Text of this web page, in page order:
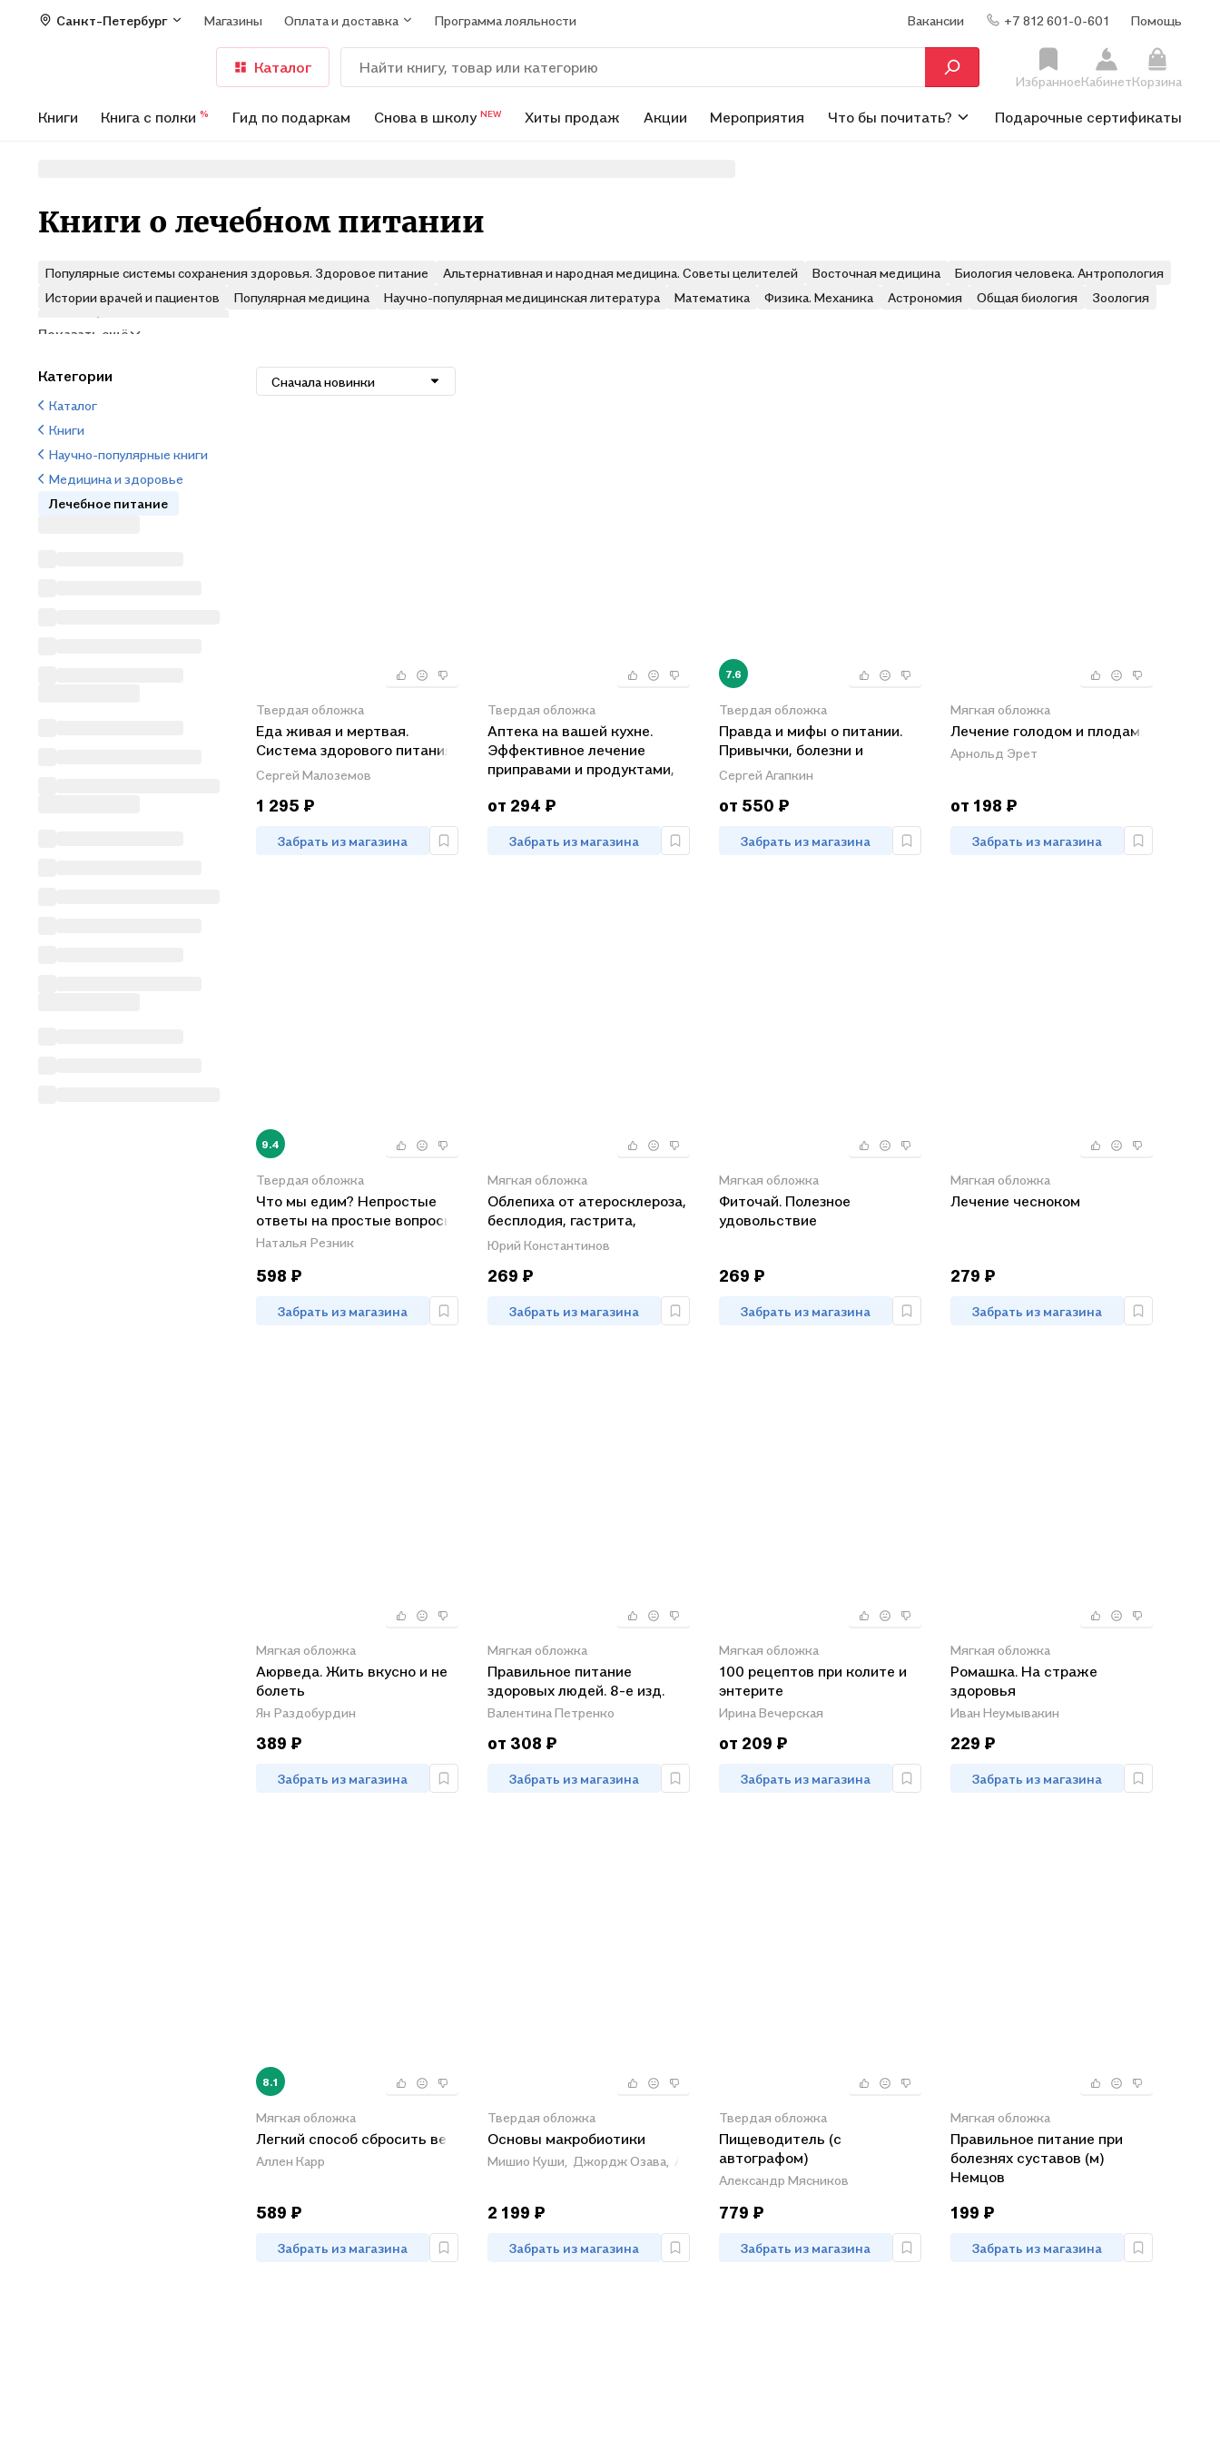
Санкт-Петербург Магазины Оплата и доставка Программа лояльности Вакансии +7 812 601-0-601 Помощь
Каталог
ИзбранноеКабинетКорзина
Книги Книга с полки % Гид по подаркам Снова в школу NEW Хиты продаж Акции Мероприятия Что бы почитать? Подарочные сертификаты
Книги о лечебном питании
Популярные системы сохранения здоровья. Здоровое питание Альтернативная и народная медицина. Советы целителей Восточная медицина
Биология человека. Антропология
Истории врачей и пациентов
Популярная медицина Научно-популярная медицинская литература Математика Физика. Механика Астрономия Общая биология
Зоология
Другие биологические науки
Показать ещё
Сначала новинки
Твердая обложка
Еда живая и мертвая.
Система здорового питания
Сергея Малозёмова.
Коллекция из четырех
бестселлеров
Сергей Малоземов
1 295 ₽
Забрать из магазина
Твердая обложка
Аптека на вашей кухне.
Эффективное лечение
приправами и продуктами,
хозяйки
от 294 ₽
Забрать из магазина
7.6
Твердая обложка
Правда и мифы о питании.
Привычки, болезни и
продукты, которые не дают
вам похудеть
Сергей Агапкин
от 550 ₽
Забрать из магазина
Мягкая обложка
Лечение голодом и плодами
Арнольд Эрет
от 198 ₽
Забрать из магазина
9.4
Твердая обложка
Что мы едим? Непростые
ответы на простые вопросы
Наталья Резник
598 ₽
Забрать из магазина
Мягкая обложка
Облепиха от атеросклероза,
бесплодия, гастрита,
инфаркта, инсульта,
онкологии, псориаза…
Юрий Константинов
269 ₽
Забрать из магазина
Мягкая обложка
Фиточай. Полезное
удовольствие
269 ₽
Забрать из магазина
Мягкая обложка
Лечение чесноком
279 ₽
Забрать из магазина
Мягкая обложка
Аюрведа. Жить вкусно и не
болеть
Ян Раздобурдин
389 ₽
Забрать из магазина
Мягкая обложка
Правильное питание
здоровых людей. 8-е изд.
Валентина Петренко
от 308 ₽
Забрать из магазина
Мягкая обложка
100 рецептов при колите и
энтерите
Ирина Вечерская
от 209 ₽
Забрать из магазина
Мягкая обложка
Ромашка. На страже
здоровья
Иван Неумывакин
229 ₽
Забрать из магазина
8.1
Мягкая обложка
Легкий способ сбросить вес
Аллен Карр
589 ₽
Забрать из магазина
Твердая обложка
Основы макробиотики
Мишио Куши, Джордж Озава, Ангелина Куши
2 199 ₽
Забрать из магазина
Твердая обложка
Пищеводитель (с
автографом)
Александр Мясников
779 ₽
Забрать из магазина
Мягкая обложка
Правильное питание при
болезнях суставов (м)
Немцов
199 ₽
Забрать из магазина
Категории
Каталог
Книги
Научно-популярные книги
Медицина и здоровье
Лечебное питание